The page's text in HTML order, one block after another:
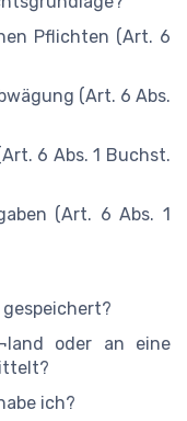
Pflichten (Art. 6
(Art. 6 Abs.
6 Abs. 1 Buchst.
(Art. 6 Abs. 1
gespeichert?
oder an eine
ich?